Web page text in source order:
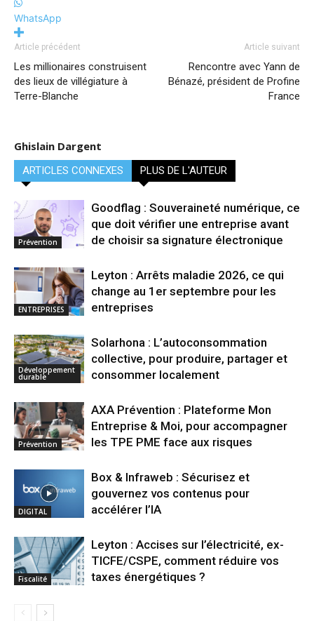
WhatsApp
Article précédent
Les millionaires construisent
des lieux de villégiature à
Terre-Blanche
Article suivant
Rencontre avec Yann de
Bénazé, président de Profine
France
Ghislain Dargent
ARTICLES CONNEXES PLUS DE L'AUTEUR
Prévention
Goodflag : Souveraineté numérique, ce
que doit vérifier une entreprise avant
de choisir sa signature électronique
ENTREPRISES
Leyton : Arrêts maladie 2026, ce qui
change au 1er septembre pour les
entreprises
Développement
durable
Solarhona : L’autoconsommation
collective, pour produire, partager et
consommer localement
Prévention
AXA Prévention : Plateforme Mon
Entreprise & Moi, pour accompagner
les TPE PME face aux risques
DIGITAL
Box & Infraweb : Sécurisez et
gouvernez vos contenus pour
accélérer l’IA
Fiscalité
Leyton : Accises sur l’électricité, ex-
TICFE/CSPE, comment réduire vos
taxes énergétiques ?